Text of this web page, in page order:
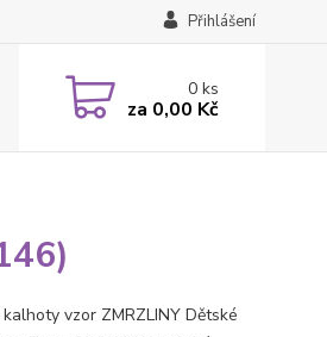
Přihlášení
0ks
za 0,00 Kč
vzor ZMRZLINY Dětské